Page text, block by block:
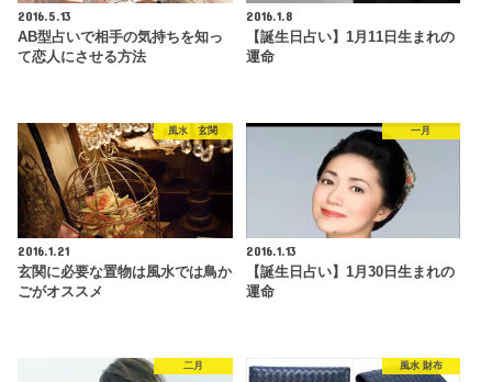
2016.5.13
AB型占いで相手の気持ちを知っ
て恋人にさせる方法
2016.1.8
【誕生日占い】1月11日生まれの
運命
風水 玄関
2016.1.21
玄関に必要な置物は風水では鳥か
ごがオススメ
一月
2016.1.13
【誕生日占い】1月30日生まれの
運命
二月 風水 財布